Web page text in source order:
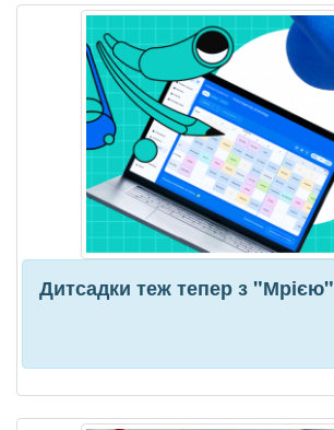
Дитсадки теж тепер з "Мрією"